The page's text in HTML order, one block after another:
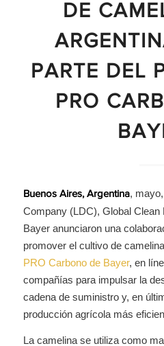
DE
PARTE DEL
PRO
Buenos Aires, Argentina,
Company (LDC), Global
Bayer anunciaron una
promover el cultivo de
PRO Carbono de Bayer, en
compañías para impulsar la
cadena de suministro y, en
producción agrícola más
La camelina se utiliza como